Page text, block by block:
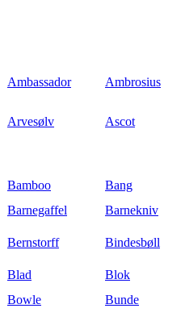
Ambassador Ambrosius
Arvesølv
Ascot
Bamboo
Bang
Barnegaffel Barnekniv
Bernstorff Bindesbøll
Blad
Blok
Bowle
Bunde